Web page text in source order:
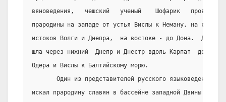
вяноведения,   чешский   ученый    Шофарик   проводил
прародины на западе от устья Вислы к Неману, на
истоков Волги и Днепра,  на востоке - до Дона.
шла через нижний  Днепр и Днестр вдоль Карпат  до
Одера и Вислы к Балтийскому морю.
Один из представителей русского языковедения
искал прародину славян в бассейне западной Двины и